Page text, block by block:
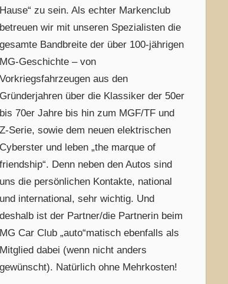
Hause“ zu sein. Als echter Markenclub
betreuen wir mit unseren Spezialisten die
gesamte Bandbreite der über 100-jährigen
MG-Geschichte – von
Vorkriegsfahrzeugen aus den
Gründerjahren über die Klassiker der 50er
bis 70er Jahre bis hin zum MGF/TF und
Z-Serie, sowie dem neuen elektrischen
Cyberster und leben „the marque of
friendship“. Denn neben den Autos sind
uns die persönlichen Kontakte, national
und international, sehr wichtig. Und
deshalb ist der Partner/die Partnerin beim
MG Car Club „auto“matisch ebenfalls als
Mitglied dabei (wenn nicht anders
gewünscht). Natürlich ohne Mehrkosten!